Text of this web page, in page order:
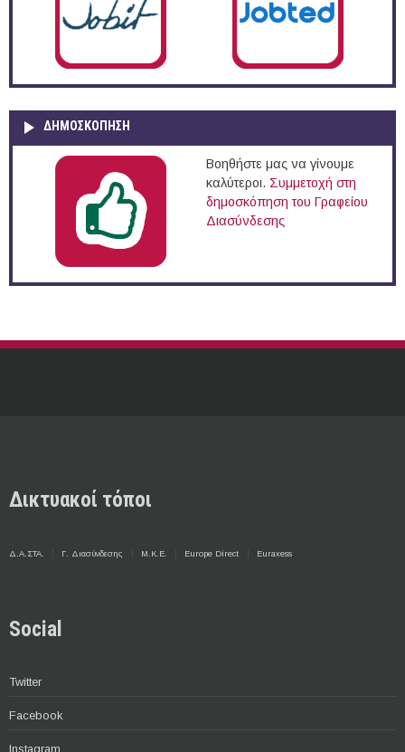
ΔΗΜΟΣΚΌΠΗΣΗ
Βοηθήστε μας να γίνουμε
καλύτεροι. Συμμετοχή στη
δημοσκόπηση του Γραφείου
Διασύνδεσης
Δικτυακοί τόποι
Δ.Α.ΣΤΑ. Γ. Διασύνδεσης Μ.Κ.Ε. Europe Direct Euraxess
Social
Twitter
Facebook
Instagram